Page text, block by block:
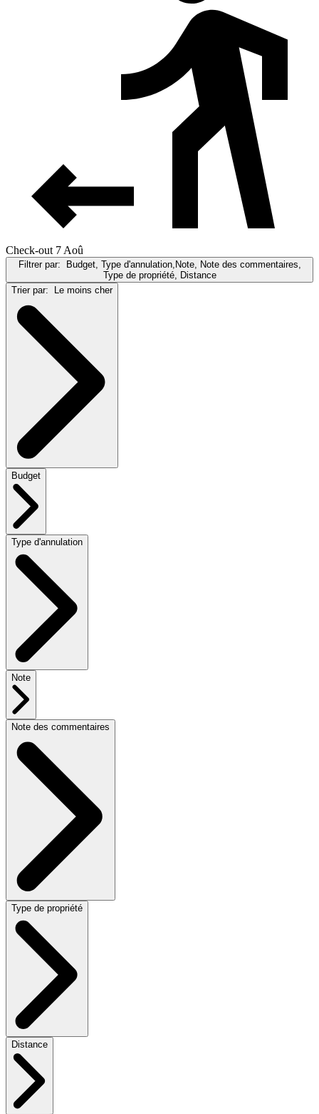
Check-out 7 Aoû
Filtrer par: Budget, Type d'annulation,Note, Note des commentaires,
Type de propriété, Distance
Trier par: Le moins cher
Budget
Type d'annulation
Note
Note des commentaires
Type de propriété
Distance